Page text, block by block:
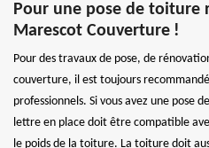
Pour une pose de toiture
Marescot Couverture !
Pour des travaux de pose, de
couverture, il est toujours
professionnels. Si vous avez une pose
lettre en place doit être compatible
le poids de la toiture. La toiture doit